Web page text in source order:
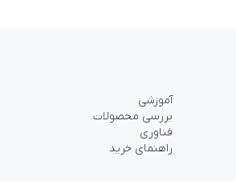
آموزشی
بررسی محصولات
فناوری
راهنمای خرید